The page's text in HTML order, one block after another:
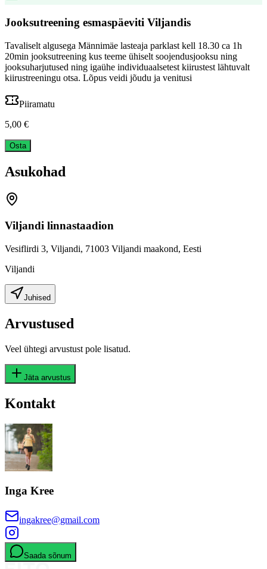
Jooksutreening esmaspäeviti Viljandis
Tavaliselt algusega Männimäe lasteaja parklast kell 18.30 ca 1h
20min jooksutreening kus teeme ühiselt soojendusjooksu ning
jooksuharjutused ning igaühe individuaalsetest kiirustest lähtuvalt
kiirustreeningu otsa. Lõpus veidi jõudu ja venitusi
Piiramatu
5,00 €
Osta
Asukohad
Viljandi linnastaadion
Vesiflirdi 3, Viljandi, 71003 Viljandi maakond, Eesti
Viljandi
Juhised
Arvustused
Veel ühtegi arvustust pole lisatud.
Jäta arvustus
Kontakt
Inga Kree
ingakree@gmail.com
Saada sõnum